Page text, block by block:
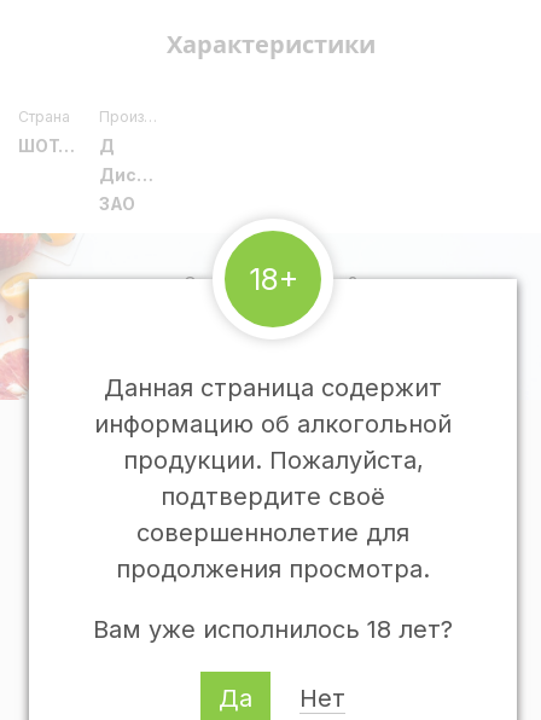
Характеристики
Страна
ШОТЛАНДИЯ
Производитель
Д
Дистрибьюшен
ЗАО
Остались вопросы?
О Гастрономии
Программа лояльности
Подарочные карты
Подарочные корзины
Рецепты
Популярные категории
18+
Данная страница содержит
информацию об алкогольной
продукции. Пожалуйста,
подтвердите своё
совершеннолетие для
продолжения просмотра.
Вам уже исполнилось 18 лет?
Да Нет